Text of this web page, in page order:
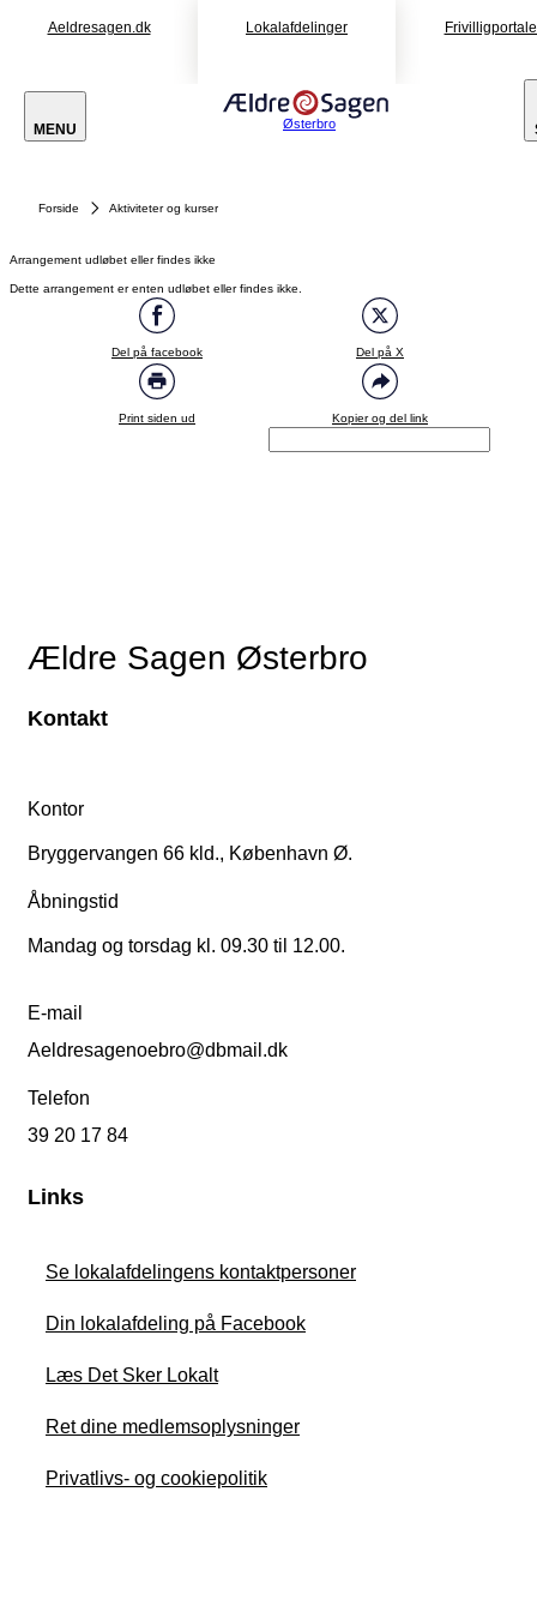
Aeldresagen.dk Lokalafdelinger
MENU Østerbro
Forside Aktiviteter og kurser
Arrangement udløbet eller findes ikke
Dette arrangement er enten udløbet eller findes ikke.
Del på facebook Del på X
Print siden ud Kopier og del link
Ældre Sagen Østerbro
Kontakt
Kontor
Bryggervangen 66 kld., København Ø.
Åbningstid
Mandag og torsdag kl. 09.30 til 12.00.
E-mail
Aeldresagenoebro@dbmail.dk
Telefon
39 20 17 84
Links
Se lokalafdelingens kontaktpersoner
Din lokalafdeling på Facebook
Læs Det Sker Lokalt
Ret dine medlemsoplysninger
Privatlivs- og cookiepolitik